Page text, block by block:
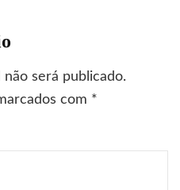
será publicado.
com *